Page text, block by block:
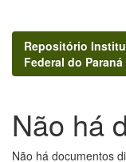
Repositório
Federal do Paraná
Não há
Não há documentos